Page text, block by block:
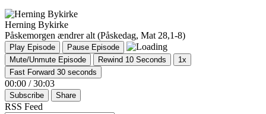
Herning Bykirke
Påskemorgen ændrer alt (Påskedag, Mat 28,1-8)
Play Episode
Pause Episode
Mute/Unmute Episode
Rewind 10 Seconds
1x
Fast Forward 30 seconds
00:00 / 30:03
Subscribe Share
RSS Feed